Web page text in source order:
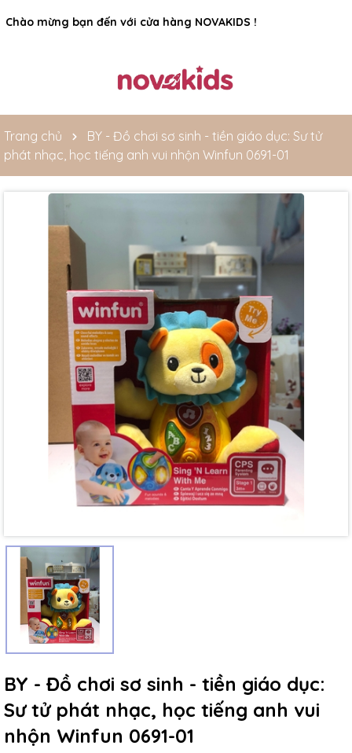
Rất nhiều ưu đãi và chương trình khuyến mãi đang chờ đợi
bạn
Trang chủ
BY - Đồ chơi sơ sinh - tiền giáo dục: Sư tử
phát nhạc, học tiếng anh vui nhộn Winfun 0691-01
BY - Đồ chơi sơ sinh - tiền giáo dục:
Sư tử phát nhạc, học tiếng anh vui
nhộn Winfun 0691-01
Mã giảm giá:
Ngày hết hạn: